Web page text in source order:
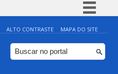
Simplifique!
Comunica BR
Participe
ALTO CONTRASTE MAPA DO SITE